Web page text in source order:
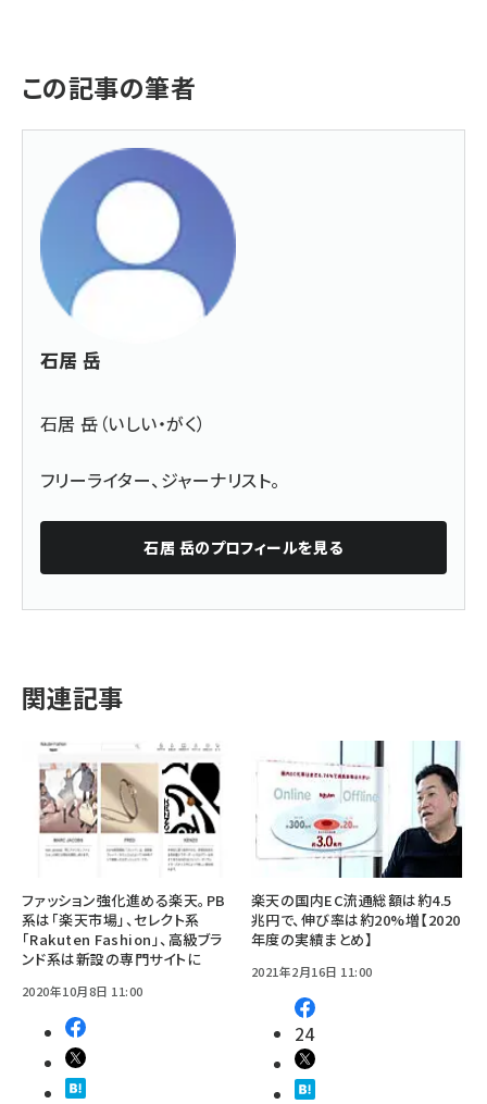
この記事の筆者
石居 岳
石居 岳（いしい・がく）
フリーライター、ジャーナリスト。
石居 岳のプロフィールを見る
関連記事
ファッション強化進める楽天。PB
系は「楽天市場」、セレクト系
「Rakuten Fashion」、高級ブラ
ンド系は新設の専門サイトに
2020年10月8日 11:00
楽天の国内EC流通総額は約4.5
兆円で、伸び率は約20%増【2020
年度の実績まとめ】
2021年2月16日 11:00
24